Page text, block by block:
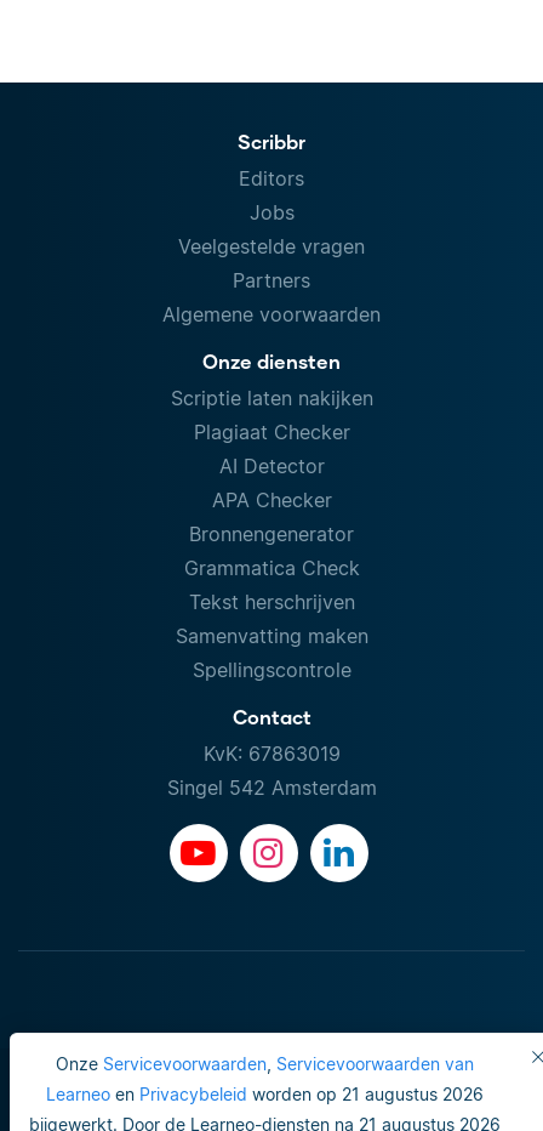
Onze Servicevoorwaarden, Servicevoorwaarden van
Learneoen Privacybeleid worden op 21 augustus 2026
bijgewerkt. Door de Learneo-diensten na 21 augustus 2026
Scribbr
Editors
Jobs
Veelgestelde vragen
Partners
Algemene voorwaarden
Onze diensten
Scriptie laten nakijken
Plagiaat Checker
AI Detector
APA Checker
Bronnengenerator
Grammatica Check
Tekst herschrijven
Samenvatting maken
Spellingscontrole
Contact
KvK: 67863019
Singel 542 Amsterdam